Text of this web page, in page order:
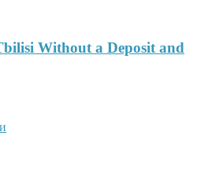
Without a Deposit and